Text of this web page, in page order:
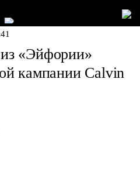
«Эйфории»
кампании Calvin